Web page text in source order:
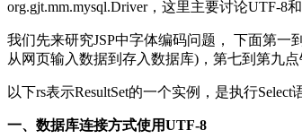
org.gjt.mm.mysql.Driver，这里主要讨论UTF-8
我们先来研究JSP中字体编码问题， 下面第
从网页输入数据到存入数据库)，第七到第九点
以下rs表示ResultSet的一个实例，是执行Select
一、数据库连接方式使用UTF-8